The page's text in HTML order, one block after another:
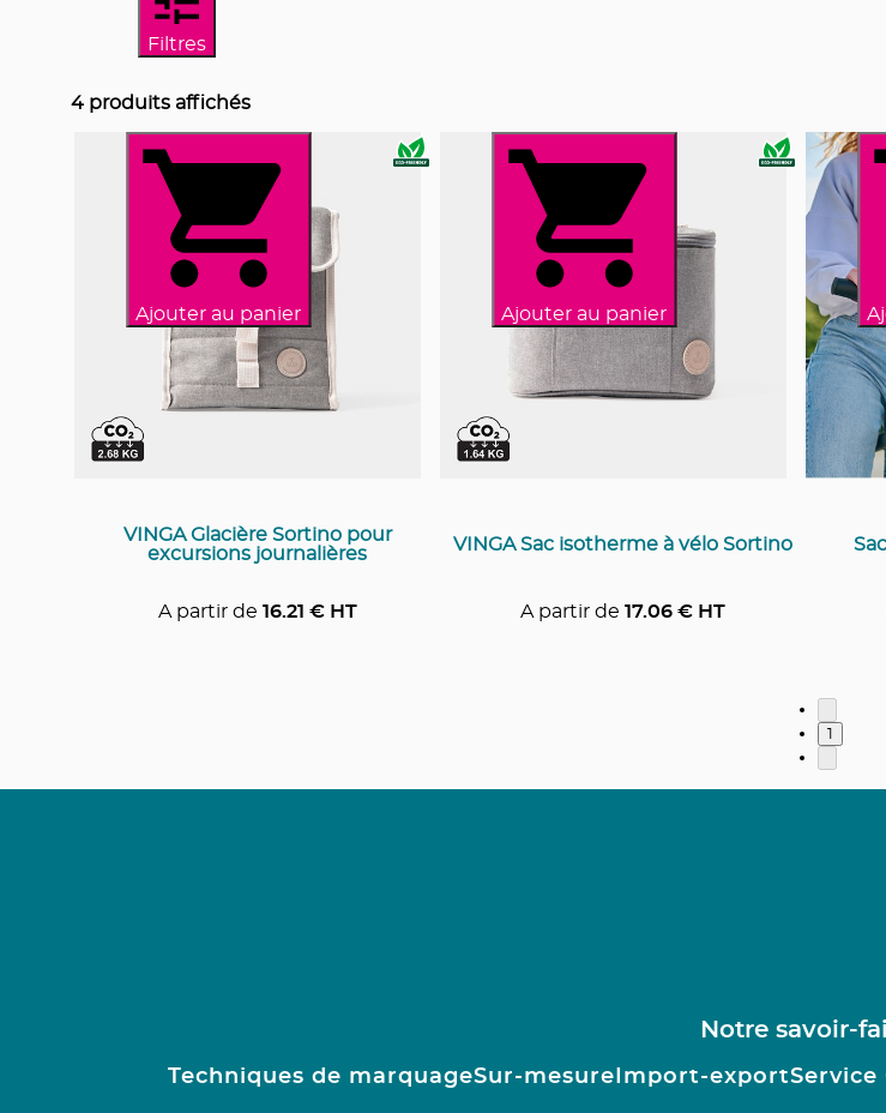
Filtres
4 produits affichés
Ajouter au panier
VINGA Glacière Sortino pour
excursions journalières
A partir de 16.21 € HT
Ajouter au panier
VINGA Sac isotherme à vélo Sortino
A partir de 17.06 € HT
1
Notre savoir-
Techniques de marquageSur-mesure Import-exportService